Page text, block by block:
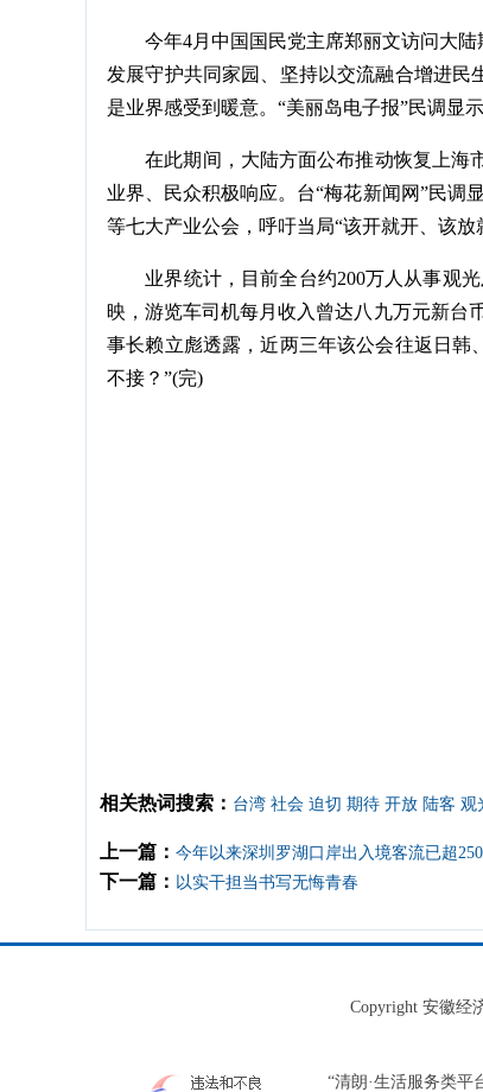
今年4月中国国民党主席郑丽文访问大陆
发展守护共同家园、坚持以交流融合增进
是业界感受到暖意。“美丽岛电子报”民调显
在此期间，大陆方面公布推动恢复上海市
业界、民众积极响应。台“梅花新闻网”民调
等七大产业公会，呼吁当局“该开就开、该放
业界统计，目前全台约200万人从事观光
映，游览车司机每月收入曾达八九万元新台
事长赖立彪透露，近两三年该公会往返日韩
不接？”(完)
相关热词搜索： 台湾 社会 迫切 期待 开放 陆客 观
上一篇： 今年以来深圳罗湖口岸出入境客流已超
下一篇： 以实干担当书写无悔青春
Copyright 安徽经
“清朗·生活服务类平